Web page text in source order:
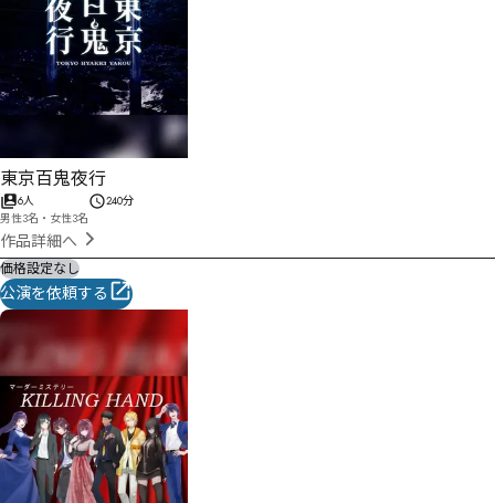
東京百鬼夜行
6人
男性3名・女性3名
240分
作品詳細へ
価格設定なし
公演を依頼する